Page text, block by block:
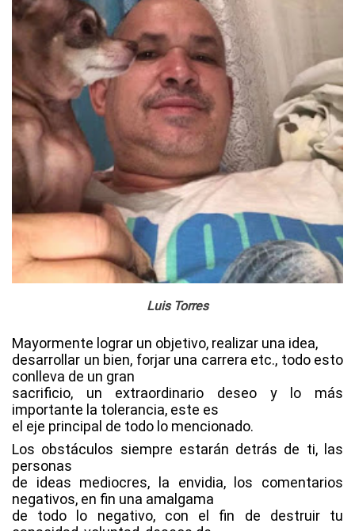
Luis Torres
Mayormente lograr un objetivo, realizar una idea,
desarrollar un bien, forjar una carrera etc., todo esto
conlleva de un gran
sacrificio, un extraordinario deseo y lo más
importante la tolerancia, este es
el eje principal de todo lo mencionado.
Los obstáculos siempre estarán detrás de ti, las
personas
de ideas mediocres, la envidia, los comentarios
negativos, en fin una amalgama
de todo lo negativo, con el fin de destruir tu